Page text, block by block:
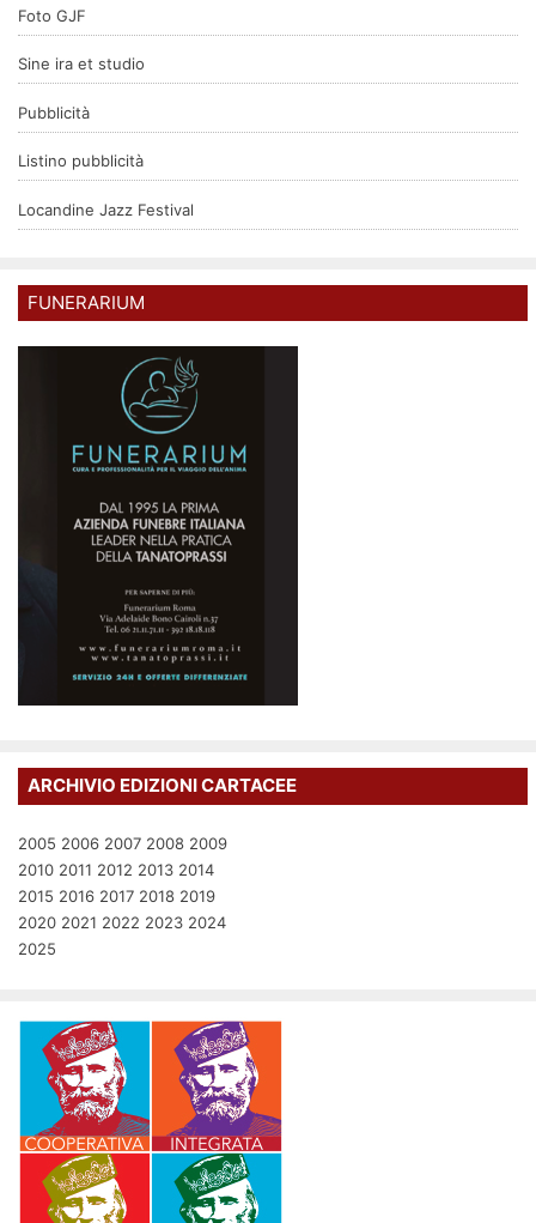
Foto GJF
Sine ira et studio
Pubblicità
Listino pubblicità
Locandine Jazz Festival
FUNERARIUM
ARCHIVIO EDIZIONI CARTACEE
2005 2006 2007 2008 2009
2010 2011 2012 2013 2014
2015 2016 2017 2018 2019
2020 2021 2022 2023 2024
2025